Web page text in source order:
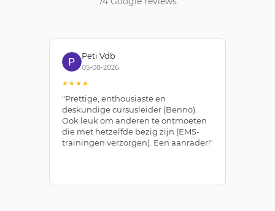
Peti Vdb
05-08-2026
★★★★
"Prettige, enthousiaste en
deskundige cursusleider (Benno).
Ook leuk om anderen te ontmoeten
die met hetzelfde bezig zijn (EMS-
trainingen verzorgen). Een aanrader!"